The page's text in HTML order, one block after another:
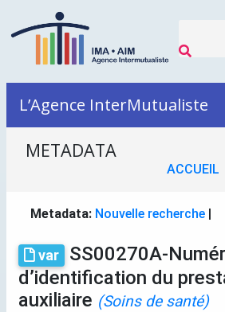
L’Agence InterMutualiste
METADATA
ACCUEIL
Metadata: Nouvelle recherche |
var
SS00270A-
d’identification du
auxiliaire (Soins de santé)